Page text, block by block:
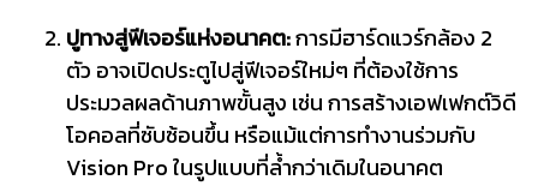
ปูทางสู่ฟีเจอร์แห่งอนาคต:การมีฮาร์ดแวร์กล้อง 2
ตัว อาจเปิดประตูไปสู่ฟีเจอร์ใหม่ๆ ที่ต้องใช้การ
ประมวลผลด้านภาพขั้นสูง เช่น การสร้างเอฟเฟกต์วิดี
โอคอลที่ซับซ้อนขึ้น หรือแม้แต่การทำงานร่วมกับ
Vision Pro ในรูปแบบที่ล้ำกว่าเดิมในอนาคต